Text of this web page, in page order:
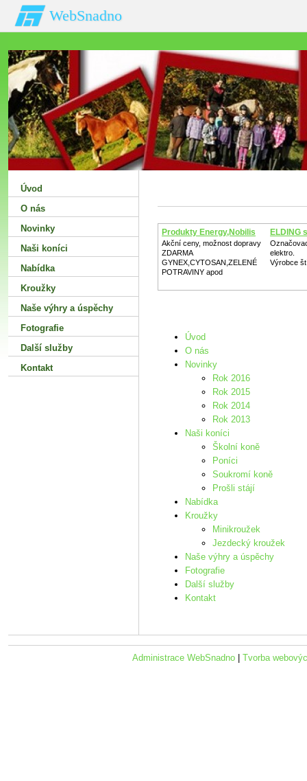
WebSnadno
Produkty Energy,Nobilis
Akční ceny, možnost dopravy
ZDARMA
GYNEX,CYTOSAN,ZELENÉ
POTRAVINY apod
ELDING
elektro.
Výrobce
Úvod
O nás
Novinky
Rok 2016
Rok 2015
Rok 2014
Rok 2013
Naši koníci
Školní koně
Poníci
Soukromí koně
Prošli stájí
Nabídka
Kroužky
Minikroužek
Jezdecký kroužek
Naše výhry a úspěchy
Fotografie
Další služby
Kontakt
Úvod
O nás
Novinky
Naši koníci
Nabídka
Kroužky
Naše výhry a úspěchy
Fotografie
Další služby
Kontakt
Administrace WebSnadno Tvorba